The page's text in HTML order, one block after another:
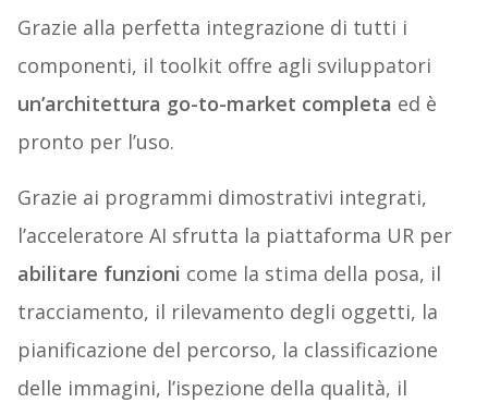
Grazie alla perfetta integrazione di tutti i
componenti, il toolkit offre agli sviluppatori
un’architettura go-to-market completa ed è
pronto per l’uso.
Grazie ai programmi dimostrativi integrati,
l’acceleratore AI sfrutta la piattaforma UR per
abilitare funzioni come la stima della posa, il
tracciamento, il rilevamento degli oggetti, la
pianificazione del percorso, la classificazione
delle immagini, l’ispezione della qualità, il